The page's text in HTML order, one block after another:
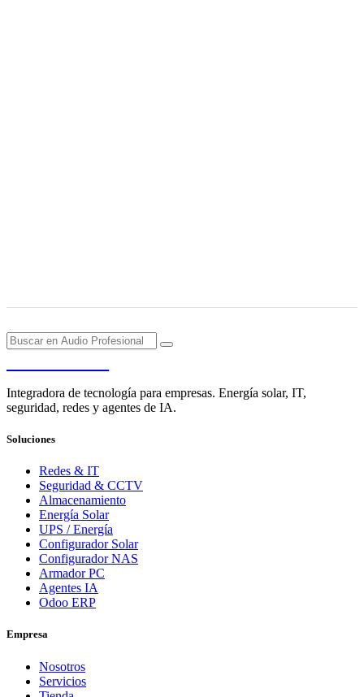
Integradora de tecnología para empresas. Energía solar, IT,
seguridad, redes y agentes de IA.
Soluciones
Redes & IT
Seguridad & CCTV
Almacenamiento
Energía Solar
UPS / Energía
Configurador Solar
Configurador NAS
Armador PC
Agentes IA
Odoo ERP
Empresa
Nosotros
Servicios